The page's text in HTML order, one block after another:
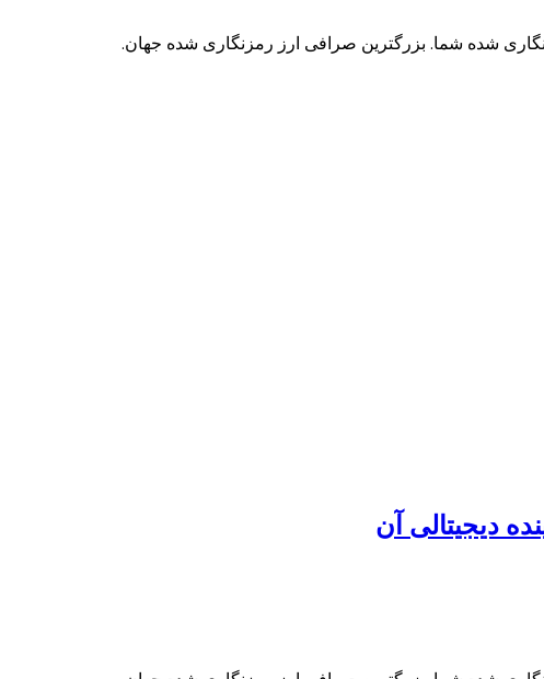
شده شما. بزرگترین صرافی ارز رمزنگاری شده جهان.
دیجیتالی آن